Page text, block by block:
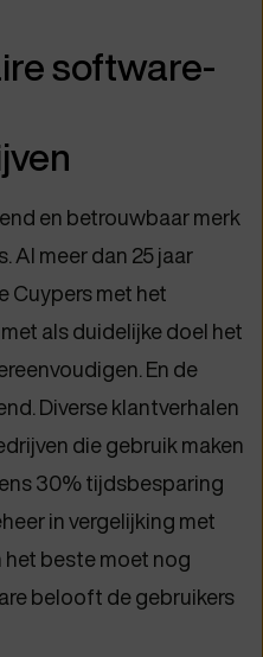
software-
en betrouwbaar merk
Al meer dan 25 jaar
Cuypers met het
als duidelijke doel het
En de
Diverse klantverhalen
die gebruik maken
30% tijdsbesparing
in vergelijking met
beste moet nog
belooft de gebruikers